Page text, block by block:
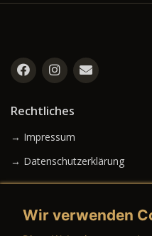
Rechtliches
→ Impressum
→ Datenschutzerklärung
Wir verwenden